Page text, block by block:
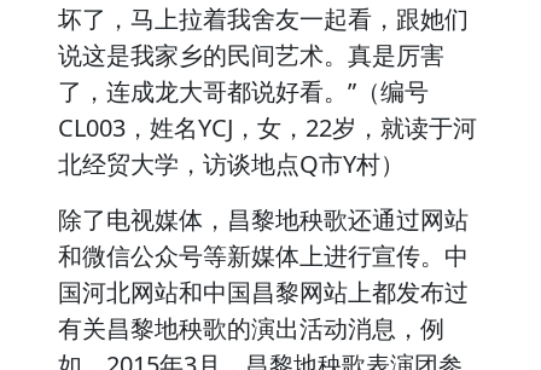
坏了，马上拉着我舍友一起看，跟她们
说这是我家乡的民间艺术。真是厉害
了，连成龙大哥都说好看。”（编号
CL003，姓名YCJ，女，22岁，就读于河
北经贸大学，访谈地点Q市Y村）
除了电视媒体，昌黎地秧歌还通过网站
和微信公众号等新媒体上进行宣传。中
国河北网站和中国昌黎网站上都发布过
有关昌黎地秧歌的演出活动消息，例